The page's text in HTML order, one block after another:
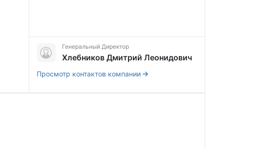
Генеральный Директор
Хлебников Дмитрий Леонидович
Просмотр контактов компании